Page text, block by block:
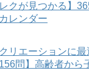
レクが見つかる】
レンダー
リエーションに
問】高齢者から